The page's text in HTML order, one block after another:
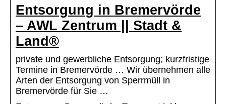
Entsorgung in Bremervörde
– AWL Zentrum || Stadt &
Land®
private und gewerbliche Entsorgung; kurzfristige
Termine in Bremervörde … Wir übernehmen alle
Arten der Entsorgung von Sperrmüll in
Bremervörde für Sie …